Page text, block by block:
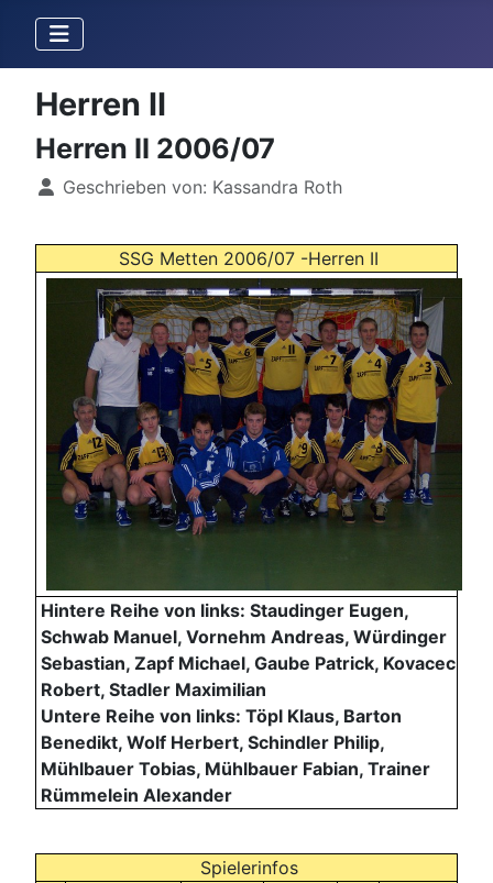
Herren II
Herren II 2006/07
DetailsGeschrieben von: Kassandra Roth
SSG Metten 2006/07 -Herren II
Hintere Reihe von links: Staudinger Eugen,
Schwab Manuel, Vornehm Andreas, Würdinger
Sebastian, Zapf Michael, Gaube Patrick, Kovacec
Robert, Stadler Maximilian
Untere Reihe von links: Töpl Klaus, Barton
Benedikt, Wolf Herbert, Schindler Philip,
Mühlbauer Tobias, Mühlbauer Fabian, Trainer
Rümmelein Alexander
Spielerinfos